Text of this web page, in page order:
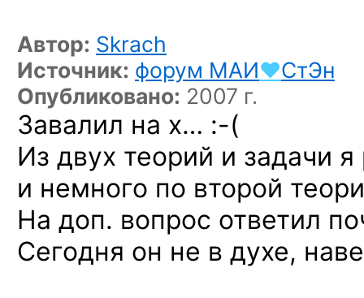
Автор: Skrach
Источник: форум МАИ♥СтЭн
Опубликовано: 2007 г.
Завалил на х… :-(
Из двух теорий и задачи
и немного по второй
На доп. вопрос ответил
Сегодня он не в духе,